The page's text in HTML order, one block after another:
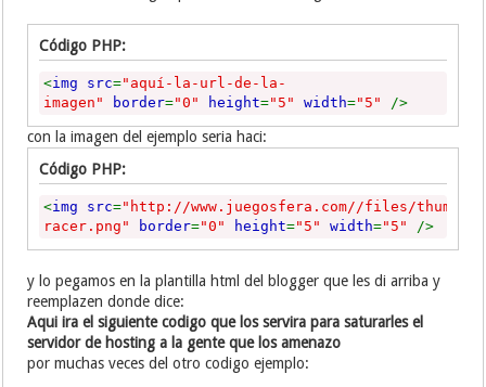
Código PHP:
<img src="aquí-la-url-de-la-
imagen"
border="0" height="5"width="5" />
con la imagen del ejemplo seria haci:
Código PHP:
<img src="http://www.juegosfera.com//files/thumb/
racer.png"
border="0" height="5"width="5" />
y lo pegamos en la plantilla html del blogger que les di arriba y
reemplazen donde dice:
Aqui ira el siguiente codigo que los servira para saturarles el
servidor de hosting a la gente que los amenazo
por muchas veces del otro codigo ejemplo: